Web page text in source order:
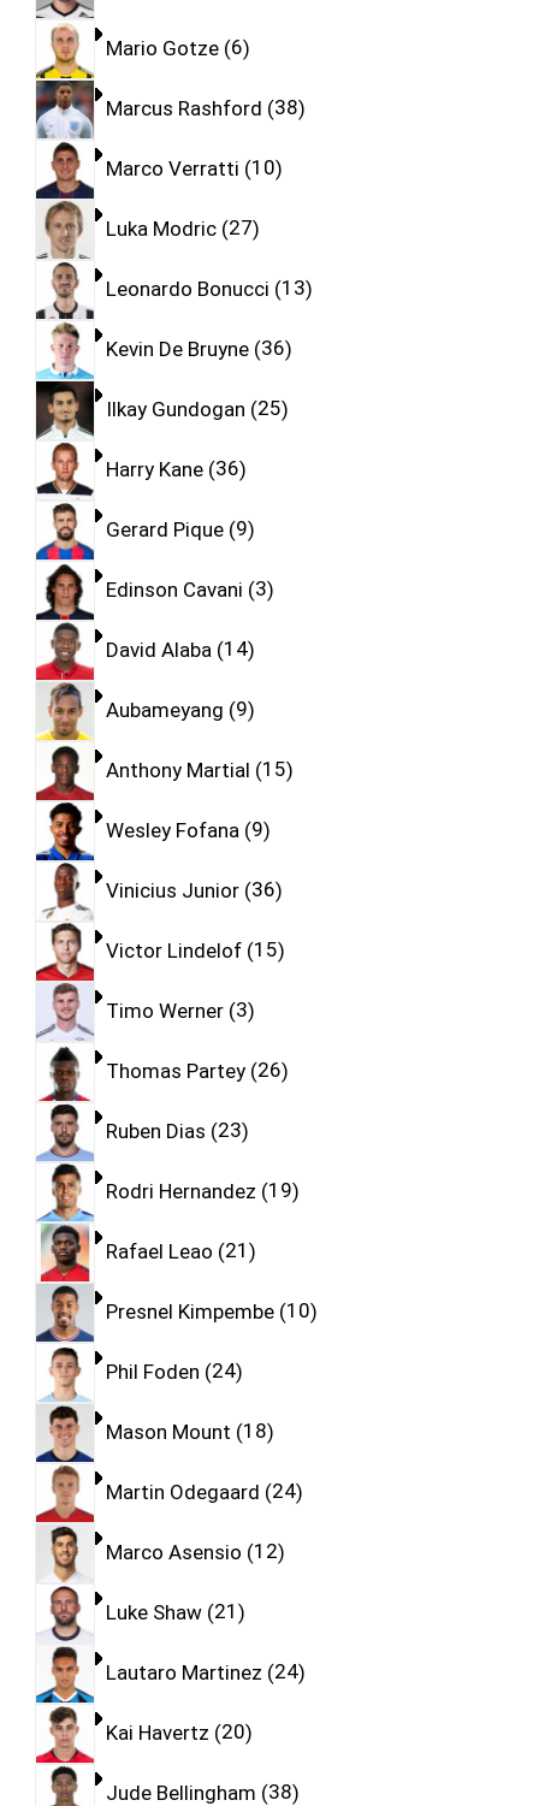
Mario Gotze 6
Marcus Rashford 38
Marco Verratti 10
Luka Modric 27
Leonardo Bonucci 13
Kevin De Bruyne 36
Ilkay Gundogan 25
Harry Kane 36
Gerard Pique 9
Edinson Cavani 3
David Alaba 14
Aubameyang 9
Anthony Martial 15
Wesley Fofana 9
Vinicius Junior 36
Victor Lindelof 15
Timo Werner 3
Thomas Partey 26
Ruben Dias 23
Rodri Hernandez 19
Rafael Leao 21
Presnel Kimpembe 10
Phil Foden 24
Mason Mount 18
Martin Odegaard 24
Marco Asensio 12
Luke Shaw 21
Lautaro Martinez 24
Kai Havertz 20
Jude Bellingham 38